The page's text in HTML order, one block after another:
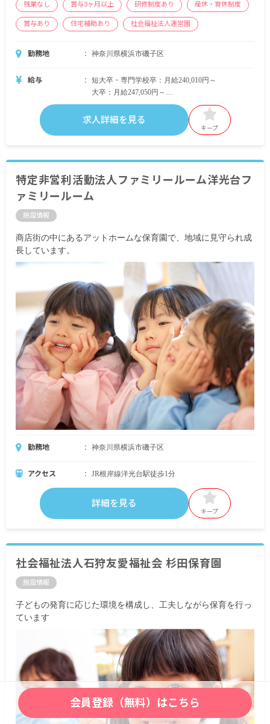
残業なし 賞与3ヶ月以上 研修制度あり 産休・育休制度
賞与あり 住宅補助あり 社会福祉法人運営園
勤務地 神奈川県横浜市磯子区
給与
短大卒・専門学校卒：月給240,010円～
大卒：月給247,050円～
賞与 年3回の定期賞与の他、年度末に特別賞与が
あるため、支給総額は 5.5～6カ月分です。
・各種手当
処遇改善手当
通勤手当 月50,000円まで
／回）
※住宅手当について
勤務地より2キロ圏内にお住まいになる場合、住宅
手当が増額され「40,000円支給」となります。遠
隔地やご実家から通う場合も住宅手当として必ず
10,000円を支給します。
・モデル年収例
年収4,395,000円（月給267,610円／24歳・経験4
年）
年収4,871,000円（月給304,650円／29歳・経験7
年）
年収5,596,000円（月給348,870円／40歳・経験20
年）
※試用期間6カ月（条件変動なし）
求人詳細を見る
キープ
特定非営利活動法人ファミリールーム洋光台フ
ァミリールーム
施設情報
商店街の中にあるアットホームな保育園で、地域に見守られ成
長しています。
勤務地 神奈川県横浜市磯子区
アクセス JR根岸線洋光台駅徒歩1分
詳細を見る
キープ
社会福祉法人石狩友愛福祉会 杉田保育園
施設情報
子どもの発育に応じた環境を構成し、工夫しながら保育を行っ
ています
会員登録（無料）はこちら